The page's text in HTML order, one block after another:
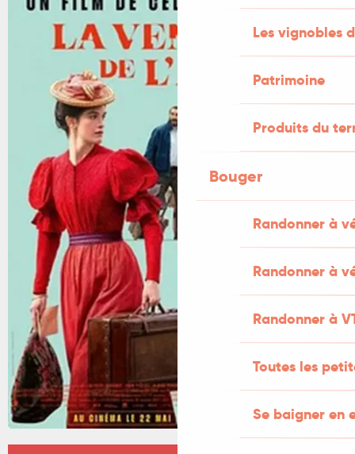
Les vignobles
Patrimoine
Produits du
Bouger
Randonner à
Randonner à
Randonner à
Toutes les
Se baigner en